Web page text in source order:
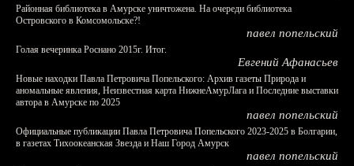
Районная библиотека в Амурске уничтожена. На очереди библиотека
Островского в Комсомольске?!
павел попельский
Голая вечеринка Роснано 2015г. Итог.
Евгений Афанасьев
Новые находки Павла Петровича Попельского: Архив газеты Природа и
аномальные явления, Неизвестная карта НижнеАмурЛага и Последние выставки
автора в Амурске по 2025
павел попельский
Официальные публикации Павла Петровича Попельского 2023-2025 в Болгарии,
в газетах Тихоокеанская Звезда и Наш Город Амурск
павел попельский